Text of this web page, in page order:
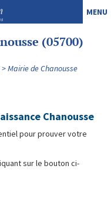
MENU
(05700)
Mairie de Chanousse
Chanousse
pour prouver votre
sur le bouton ci-